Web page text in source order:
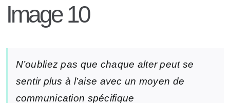
Image 10
N’oubliez pas que chaque alter peut se
sentir plus à l’aise avec un moyen de
communication spécifique